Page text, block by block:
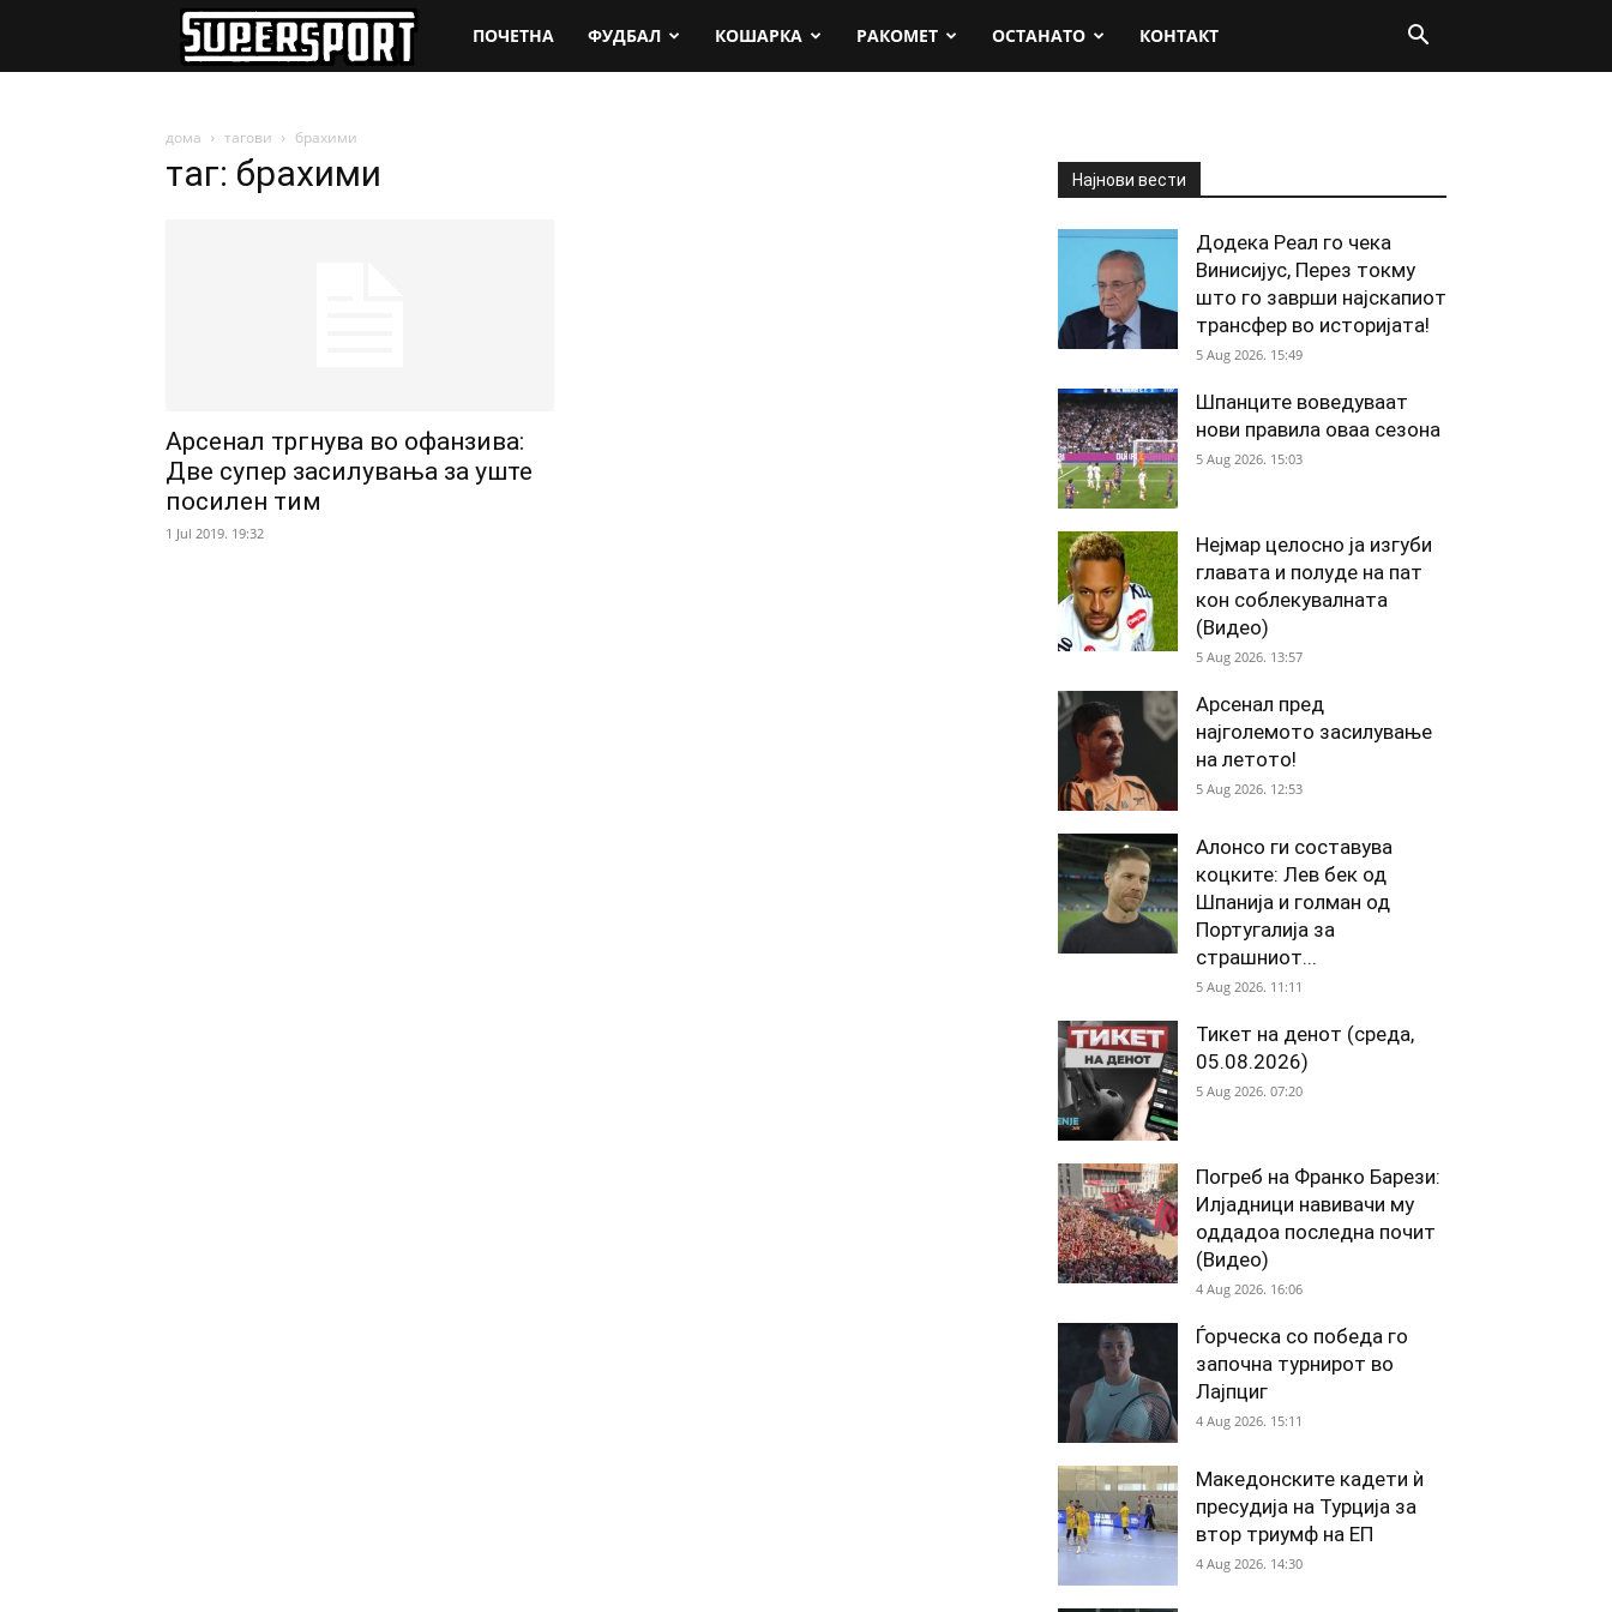
SuperSport.mk
ПОЧЕТНА ФУДБАЛ КОШАРКА РАКОМЕТ ОСТАНАТО КОНТАКТ
дома тагови брахими
таг: брахими
Арсенал тргнува во офанзива:
Две супер засилувања за уште
посилен тим
1 Jul 2019. 19:32
Најнови вести
Додека Реал го чека
Винисијус, Перез токму
што го заврши најскапиот
трансфер во историјата!
5 Aug 2026. 15:49
Шпанците воведуваат
нови правила оваа сезона
5 Aug 2026. 15:03
Нејмар целосно ја изгуби
главата и полуде на пат
кон соблекувалната
(Видео)
5 Aug 2026. 13:57
Арсенал пред
најголемото засилување
на летото!
5 Aug 2026. 12:53
Алонсо ги составува
коцките: Лев бек од
Шпанија и голман од
Португалија за
страшниот...
5 Aug 2026. 11:11
Тикет на денот (среда,
05.08.2026)
5 Aug 2026. 07:20
Погреб на Франко Барези:
Илјадници навивачи му
оддадоа последна почит
(Видео)
4 Aug 2026. 16:06
Ѓорческа со победа го
започна турнирот во
Лајпциг
4 Aug 2026. 15:11
Македонските кадети ѝ
пресудија на Турција за
втор триумф на ЕП
4 Aug 2026. 14:30